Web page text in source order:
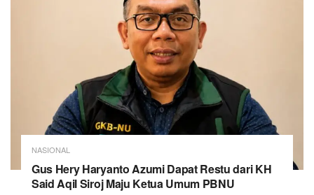
NASIONAL
Gus Hery Haryanto Azumi Dapat Restu dari KH
Said Aqil Siroj Maju Ketua Umum PBNU